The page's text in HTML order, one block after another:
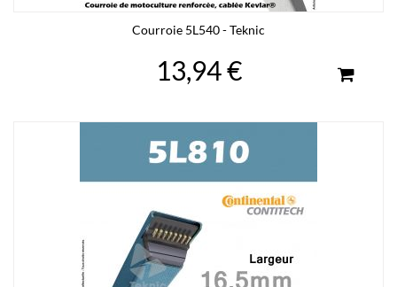
Courroie 5L540 - Teknic
13,94 €